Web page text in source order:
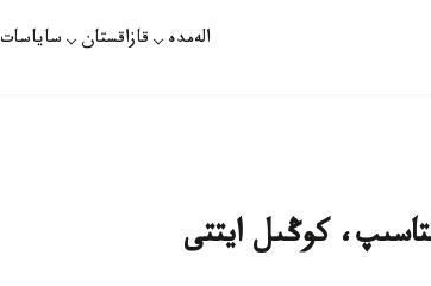
الەمدە قازاقستان ساياسات
كوڭىل ايتتى